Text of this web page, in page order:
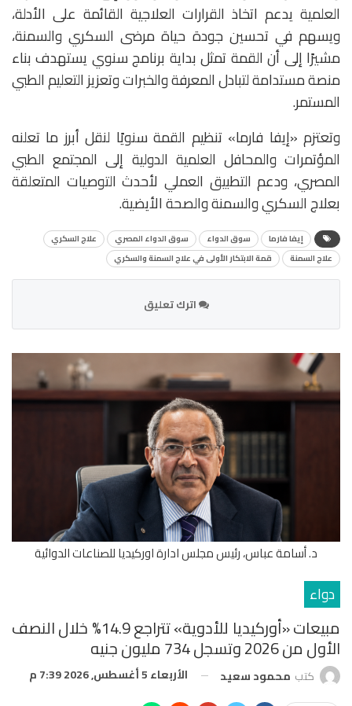
العلمية يدعم اتخاذ القرارات العلاجية القائمة على الأدلة،
ويسهم في تحسين جودة حياة مرضى السكري والسمنة،
مشيرًا إلى أن القمة تمثل بداية برنامج سنوي يستهدف بناء
منصة مستدامة لتبادل المعرفة والخبرات وتعزيز التعليم الطبي
المستمر.
وتعتزم «إيفا فارما» تنظيم القمة سنويًا لنقل أبرز ما تعلنه
المؤتمرات والمحافل العلمية الدولية إلى المجتمع الطبي
المصري، ودعم التطبيق العملي لأحدث التوصيات المتعلقة
بعلاج السكري والسمنة والصحة الأيضية.
إيفا فارما سوق الدواء سوق الدواء المصري
علاج السكري
علاج السمنة
قمة الابتكار الأولى في علاج السمنة والسكري
اترك تعليق
د. أسامة عباس، رئيس مجلس ادارة اوركيديا للصناعات الدوائية
دواء
مبيعات «أوركيديا للأدوية» تتراجع 14.9% خلال النصف
الأول من 2026 وتسجل 734 مليون جنيه
كتب محمود سعيد الأربعاء 5 أغسطس, 2026 7:39 م